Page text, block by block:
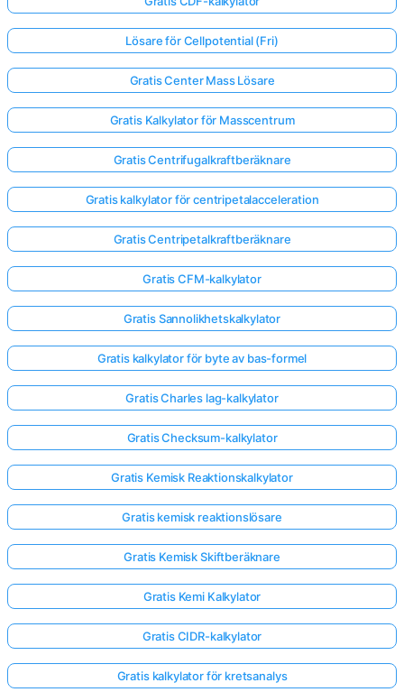
Lösare för Cellpotential (Fri)
Gratis Center Mass Lösare
Gratis Kalkylator för Masscentrum
Gratis Centrifugalkraftberäknare
Gratis kalkylator för centripetalacceleration
Gratis Centripetalkraftberäknare
Gratis CFM-kalkylator
Gratis Sannolikhetskalkylator
Gratis kalkylator för byte av bas-formel
Gratis Charles lag-kalkylator
Gratis Checksum-kalkylator
Gratis Kemisk Reaktionskalkylator
Gratis kemisk reaktionslösare
Gratis Kemisk Skiftberäknare
Gratis Kemi Kalkylator
Gratis CIDR-kalkylator
Gratis kalkylator för kretsanalys